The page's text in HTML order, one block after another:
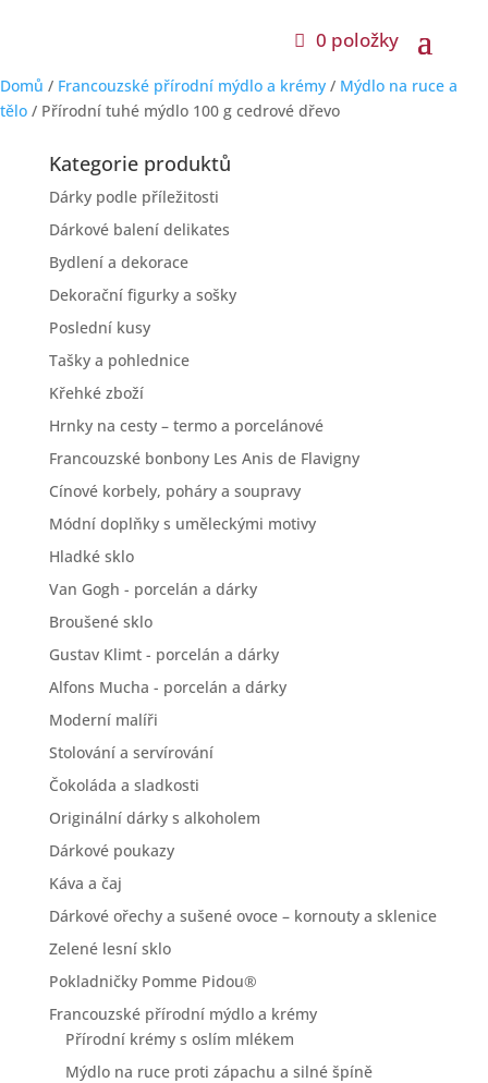
0 položky
Domů / Francouzské přírodní mýdlo a krémy / Mýdlo na ruce a
tělo / Přírodní tuhé mýdlo 100 g cedrové dřevo
Kategorie produktů
Dárky podle příležitosti
Dárkové balení delikates
Bydlení a dekorace
Dekorační figurky a sošky
Poslední kusy
Tašky a pohlednice
Křehké zboží
Hrnky na cesty – termo a porcelánové
Francouzské bonbony Les Anis de Flavigny
Cínové korbely, poháry a soupravy
Módní doplňky s uměleckými motivy
Hladké sklo
Van Gogh - porcelán a dárky
Broušené sklo
Gustav Klimt - porcelán a dárky
Alfons Mucha - porcelán a dárky
Moderní malíři
Stolování a servírování
Čokoláda a sladkosti
Originální dárky s alkoholem
Dárkové poukazy
Káva a čaj
Dárkové ořechy a sušené ovoce – kornouty a sklenice
Zelené lesní sklo
Pokladničky Pomme Pidou®
Francouzské přírodní mýdlo a krémy
Přírodní krémy s oslím mlékem
Mýdlo na ruce proti zápachu a silné špíně